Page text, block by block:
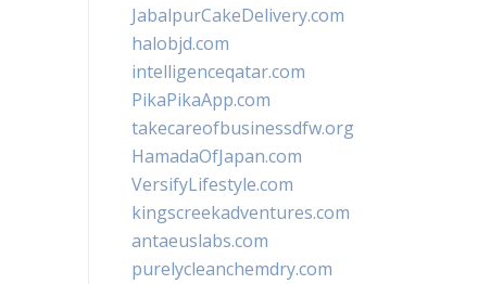
JabalpurCakeDelivery.com
halobjd.com
intelligenceqatar.com
PikaPikaApp.com
takecareofbusinessdfw.org
HamadaOfJapan.com
VersifyLifestyle.com
kingscreekadventures.com
antaeuslabs.com
purelycleanchemdry.com